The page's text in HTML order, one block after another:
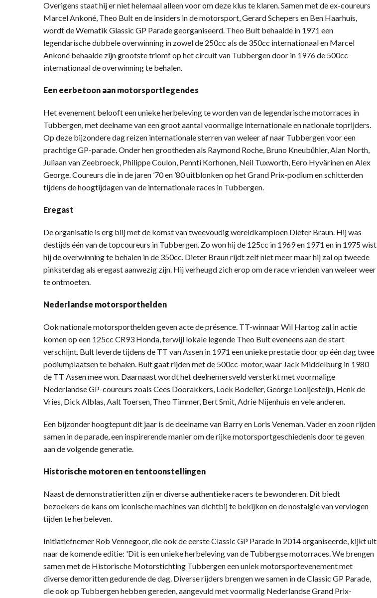
Overigens staat hij er niet helemaal alleen voor om deze klus te klaren. Samen met de ex-coureurs
Marcel Ankoné, Theo Bult en de insiders in de motorsport, Gerard Schepers en Ben Haarhuis,
wordt de Wematik Glassic GP Parade georganiseerd. Theo Bult behaalde in 1971 een
legendarische dubbele overwinning in zowel de 250cc als de 350cc internationaal en Marcel
Ankoné behaalde zijn grootste triomf op het circuit van Tubbergen door in 1976 de 500cc
internationaal de overwinning te behalen.
Een eerbetoon aan motorsportlegendes
Het evenement belooft een unieke herbeleving te worden van de legendarische motorraces in
Tubbergen, met deelname van een groot aantal voormalige internationale en nationale toprijders.
Op deze bijzondere dag reizen internationale sterren van weleer af naar Tubbergen voor een
prachtige GP-parade. Onder hen grootheden als Raymond Roche, Bruno Kneubühler, Alan North,
Juliaan van Zeebroeck, Philippe Coulon, Pennti Korhonen, Neil Tuxworth, Eero Hyvärinen en Alex
George. Coureurs die in de jaren ’70 en ’80 uitblonken op het Grand Prix-podium en schitterden
tijdens de hoogtijdagen van de internationale races in Tubbergen.
Eregast
De organisatie is erg blij met de komst van tweevoudig wereldkampioen Dieter Braun. Hij was
destijds één van de topcoureurs in Tubbergen. Zo won hij de 125cc in 1969 en 1971 en in 1975 wist
hij de overwinning te behalen in de 350cc. Dieter Braun rijdt zelf niet meer maar hij zal op tweede
pinksterdag als eregast aanwezig zijn. Hij verheugd zich erop om de race vrienden van weleer weer
te ontmoeten.
Nederlandse motorsporthelden
Ook nationale motorsporthelden geven acte de présence. TT-winnaar Wil Hartog zal in actie
komen op een 125cc CR93 Honda, terwijl lokale legende Theo Bult eveneens aan de start
verschijnt. Bult leverde tijdens de TT van Assen in 1971 een unieke prestatie door op één dag twee
podiumplaatsen te behalen. Bult gaat rijden met de 500cc-motor, waar Jack Middelburg in 1980
de TT Assen mee won. Daarnaast wordt het deelnemersveld versterkt met voormalige
Nederlandse GP-coureurs zoals Cees Doorakkers, Loek Bodelier, George Looijesteijn, Henk de
Vries, Dick Alblas, Aalt Toersen, Theo Timmer, Bert Smit, Adrie Nijenhuis en vele anderen.
Een bijzonder hoogtepunt dit jaar is de deelname van Barry en Loris Veneman. Vader en zoon rijden
samen in de parade, een inspirerende manier om de rijke motorsportgeschiedenis door te geven
aan de volgende generatie.
Historische motoren en tentoonstellingen
Naast de demonstratieritten zijn er diverse authentieke racers te bewonderen. Dit biedt
bezoekers de kans om iconische machines van dichtbij te bekijken en de nostalgie van vervlogen
tijden te herbeleven.
Initiatiefnemer Rob Vennegoor, die ook de eerste Classic GP Parade in 2014 organiseerde, kijkt uit
naar de komende editie: 'Dit is een unieke herbeleving van de Tubbergse motorraces. We brengen
samen met de Historische Motorstichting Tubbergen een uniek motorsportevenement met
diverse demoritten gedurende de dag. Diverse rijders brengen we samen in de Classic GP Parade,
die ook op Tubbergen hebben gereden, aangevuld met voormalig Nederlandse Grand Prix-